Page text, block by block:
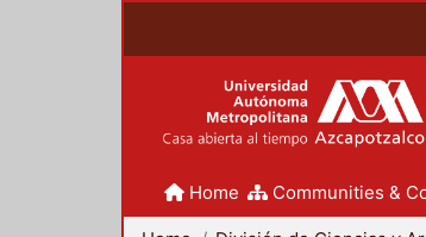
Home Communities &